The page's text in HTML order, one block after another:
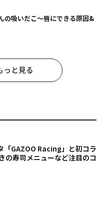
の吸いだこ〜唇にできる原因&
っと見る
「GAZOO Racing」と初コラ
の寿司メニューなど注目のコ